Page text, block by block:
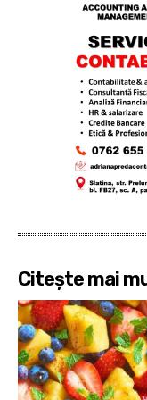
Citește mai